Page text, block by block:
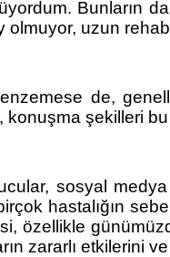
Bunların
uzun
de,
şekilleri
sosyal medya
hastalığın
özellikle
zararlı etkilerini